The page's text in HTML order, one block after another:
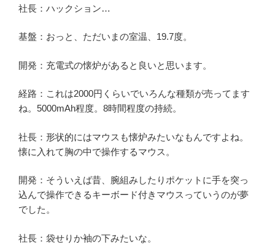
社長：ハックション…
基盤：おっと、ただいまの室温、19.7度。
開発：充電式の懐炉があると良いと思います。
経路：これは2000円くらいでいろんな種類が売ってます
ね。5000mAh程度。8時間程度の持続。
社長：形状的にはマウスも懐炉みたいなもんですよね。
懐に入れて胸の中で操作するマウス。
開発：そういえば昔、腕組みしたりポケットに手を突っ
込んで操作できるキーボード付きマウスっていうのが夢
でした。
社長：袋せりか袖の下みたいな。